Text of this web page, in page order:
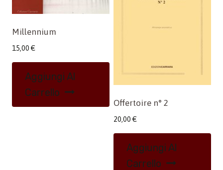
Millennium
15,00 €
Aggiungi Al
Carrello
Offertoire n° 2
20,00 €
Aggiungi Al
Carrello